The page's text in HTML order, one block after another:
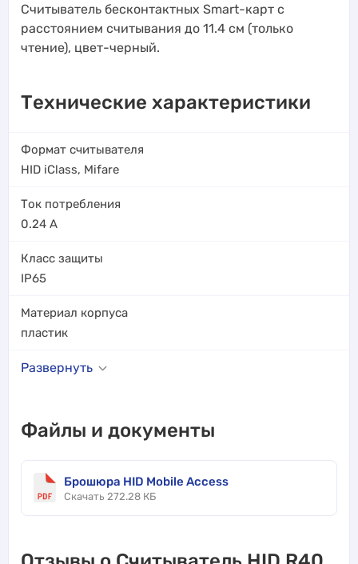
Считыватель бесконтактных Smart-карт с
расстоянием считывания до 11.4 см (только
чтение), цвет-черный.
Технические характеристики
Формат считывателя
HID iClass, Mifare
Ток потребления
0.24 А
Класс защиты
IP65
Материал корпуса
пластик
Развернуть
Файлы и документы
Брошюра HID Mobile Access
Скачать 272.28 КБ